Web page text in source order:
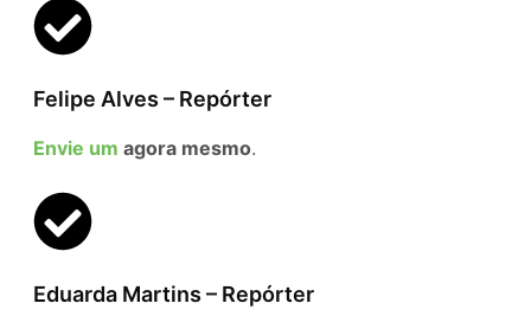
Felipe Alves – Repórter
Envie um agora mesmo.
Eduarda Martins – Repórter